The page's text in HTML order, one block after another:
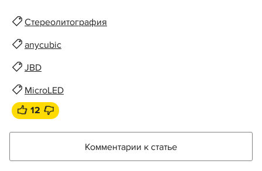
Стереолитография
anycubic
JBD
MicroLED
12
Комментарии к статье